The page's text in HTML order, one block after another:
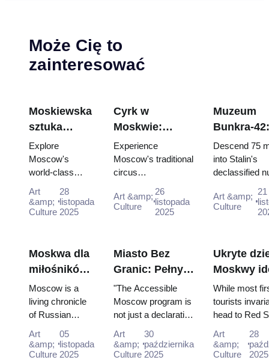
Może Cię to
zainteresować
Moskiewska
sztuka
uliczna i
graffiti:
Przewodnik
po kulturze
miejskiej z
2026)
Explore
Moscow's
world-class
for free:
Winzavod,
all included in
Mosco...
Art
&amp;
Culture
28
listopada
2025
Cyrk w
Moskwie:
Tradycyjna
rosyjska
rozrywka z
Experience
Moscow's traditional
circus
the Moscow Pass,
gaining easy access
Art &amp;
Culture
26
listopada
2025
Muzeum
Bunkra-42:
biletów do
Moskwy
2026)
Descend 75
into Stalin's
declassified
Free entry
"Nuclear
Art &amp;
Culture
21
Moskwa dla
miłośników
historii:
Pełna
wycieczka w
czasie z
biletem
Moscow is a
living chronicle
of Russian
every street and
building holds
Art
&amp;
Culture
05
listopada
2025
Miasto Bez
Granic: Pełny
Przewodnik po
Dostępnej
Moskwie dla
Podróżujących
z
"The Accessible
Moscow program is
not just a declaration
comprehensive
effort aimed at
Art
&amp;
Culture
30
października
2025
Ukryte
Moskwy
dla
While most
tourists
head to Red
Gorky Park,
soul of the
Art
&amp;
Culture
28
2025